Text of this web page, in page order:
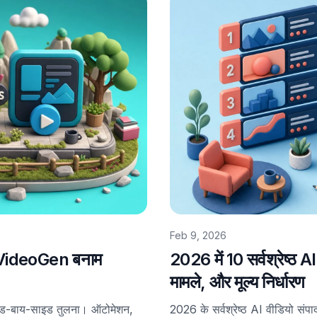
बनाम
साइड तुलना। ऑटोमेशन,
Feb 9, 2026
2026 में 10 सर्वश्रेष्ठ
मामले, और मूल्य निर्धारण
2026 के सर्वश्रेष्ठ AI वीडियो